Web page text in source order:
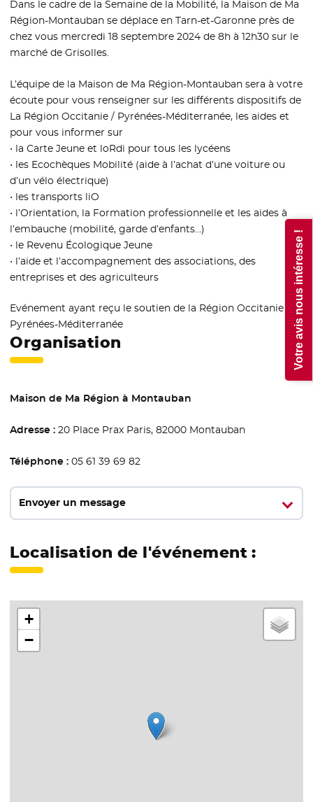
Dans le cadre de la Semaine de la Mobilité, la Maison de Ma
Région-Montauban se déplace en Tarn-et-Garonne près de
chez vous mercredi 18 septembre 2024 de 8h à 12h30 sur le
marché de Grisolles.
L’équipe de la Maison de Ma Région-Montauban sera à votre
écoute pour vous renseigner sur les différents dispositifs de
La Région Occitanie / Pyrénées-Méditerranée, les aides et
pour vous informer sur
• la Carte Jeune et loRdi pour tous les lycéens
• les Ecochèques Mobilité (aide à l’achat d’une voiture ou
d’un vélo électrique)
• les transports liO
• l’Orientation, la Formation professionnelle et les aides à
l’embauche (mobilité, garde d’enfants…)
• le Revenu Écologique Jeune
• l’aide et l’accompagnement des associations, des
entreprises et des agriculteurs
Evénement ayant reçu le soutien de la Région Occitanie /
Pyrénées-Méditerranée
Organisation
Maison de Ma Région à Montauban
Adresse : 20 Place Prax Paris, 82000 Montauban
Téléphone : 05 61 39 69 82
Envoyer un message
Localisation de l'événement :
+
−
Votre avis nous intéresse !